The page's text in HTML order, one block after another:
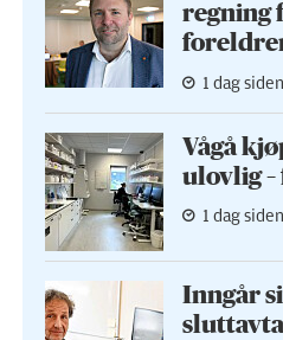
regning
1 dag siden
Vågå
ulovlig
1 dag siden
Inngår